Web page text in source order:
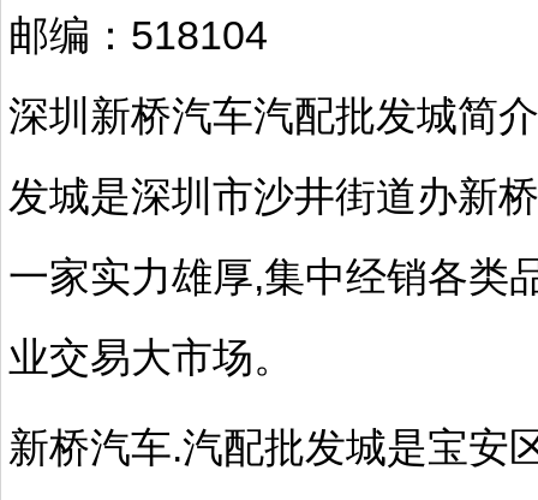
邮编：518104
深圳新桥汽车汽配批发城简
发城是深圳市沙井街道办新
一家实力雄厚,集中经销各类
业交易大市场。
新桥汽车.汽配批发城是宝安